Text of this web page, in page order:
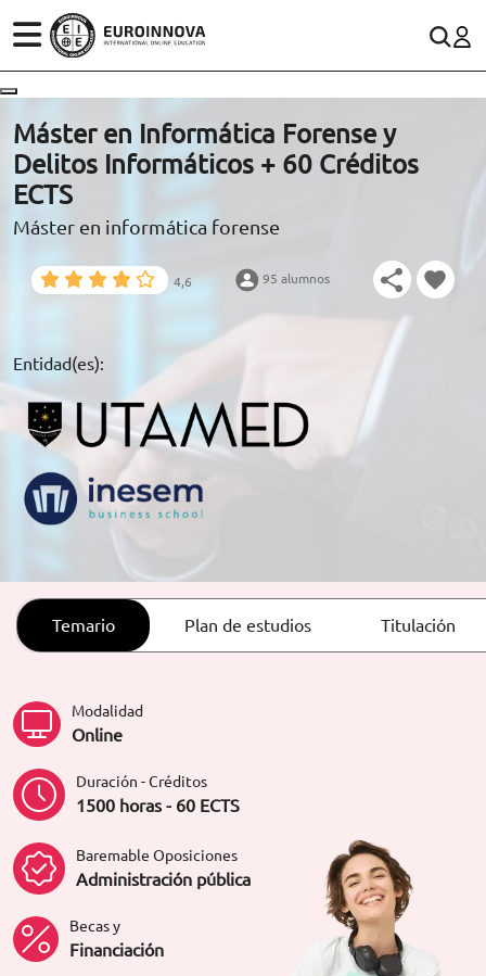
ÁREAS
ESTUDIOS
CONOCE EUROINNOVA
RECURSOS EDUCATIVOS
ARTÍCULOS
ORIENTACIÓN LABORAL
(+34)958 050 200(gratuito en España)
900 831 200
Máster en Informática Forense y
Delitos Informáticos + 60 Créditos
ECTS
Máster en informática forense
4,6 95 alumnos
Entidad(es):
Temario Plan de estudios Titulación
Modalidad
Online
Duración - Créditos
1500 horas - 60 ECTS
Baremable Oposiciones
Administración pública
Becas y
Financiación